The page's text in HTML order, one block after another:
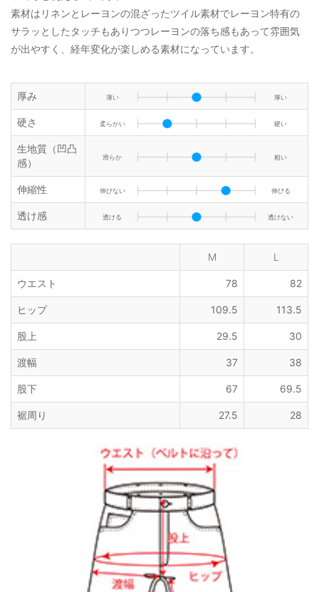
素材はリネンとレーヨンの混ざったツイル素材でレーヨン特有の
サラッとしたタッチもありつつレーヨンの落ち感もあって雰囲気
が出やすく、経年変化が楽しめる素材になっています。
厚み 薄い 厚い
硬さ 柔らかい 硬い
生地質（凹凸
感）
滑らか 粗い
伸縮性 伸びない 伸びる
透け感 透ける 透けない
M L
ウエスト 78 82
ヒップ 109.5 113.5
股上 29.5 30
渡幅 37 38
股下 67 69.5
裾周り 27.5 28